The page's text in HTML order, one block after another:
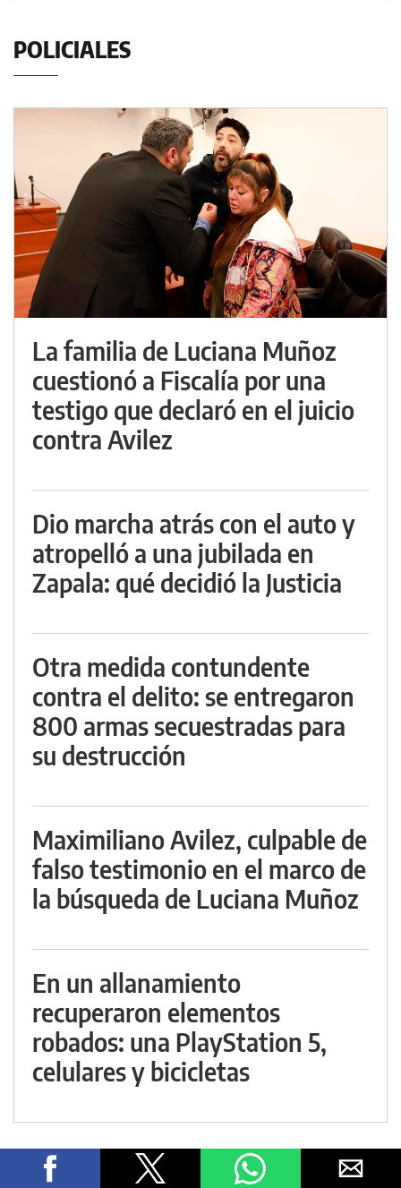
POLICIALES
La familia de Luciana Muñoz
cuestionó a Fiscalía por una
testigo que declaró en el juicio
contra Avilez
Dio marcha atrás con el auto y
atropelló a una jubilada en
Zapala: qué decidió la Justicia
Otra medida contundente
contra el delito: se entregaron
800 armas secuestradas para
su destrucción
Maximiliano Avilez, culpable de
falso testimonio en el marco de
la búsqueda de Luciana Muñoz
En un allanamiento
recuperaron elementos
robados: una PlayStation 5,
celulares y bicicletas
MUNDO